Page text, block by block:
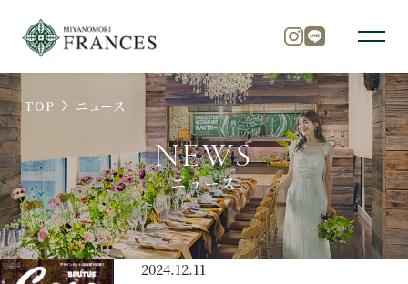
チャペル
パーティ
TOP ニュース
ニュース
NEWS
2024.12.11